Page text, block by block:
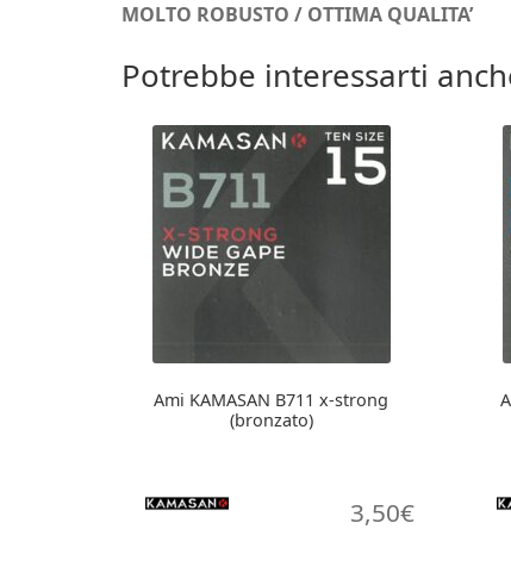
MOLTO ROBUSTO / OTTIMA QUALITA’
Potrebbe interessarti
Ami KAMASAN B711 x-strong
(bronzato)
3,50€